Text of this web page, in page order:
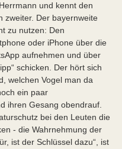
und kennt den
zweiter. Der bayernweite
zu nutzen: Den
oder iPhone über die
aufnehmen und über
schicken. Der hört sich
welchen Vogel man da
ein paar
ihren Gesang obendrauf.
bei den Leuten die
- die Wahrnehmung der
ist der Schlüssel dazu“, ist